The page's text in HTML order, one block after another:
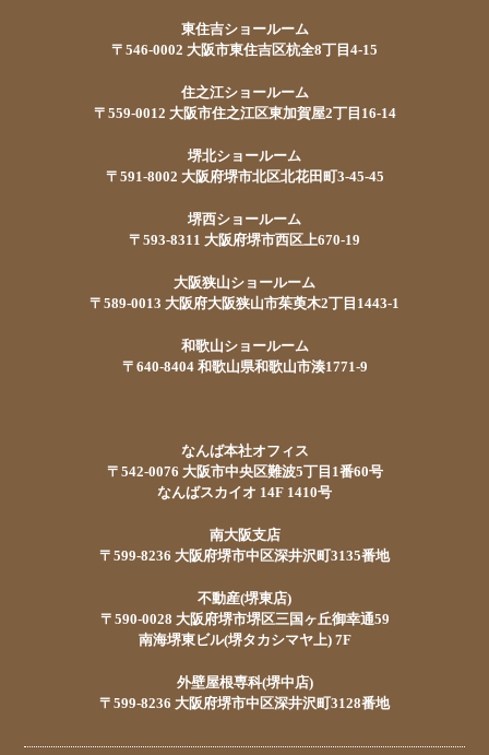
東住吉ショールーム
〒546-0002 大阪市東住吉区杭全8丁目4-15
住之江ショールーム
〒559-0012 大阪市住之江区東加賀屋2丁目16-14
堺北ショールーム
〒591-8002 大阪府堺市北区北花田町3-45-45
堺西ショールーム
〒593-8311 大阪府堺市西区上670-19
大阪狭山ショールーム
〒589-0013 大阪府大阪狭山市茱萸木2丁目1443-1
和歌山ショールーム
〒640-8404 和歌山県和歌山市湊1771-9
なんば本社オフィス
〒542-0076 大阪市中央区難波5丁目1番60号
なんばスカイオ 14F 1410号
南大阪支店
〒599-8236 大阪府堺市中区深井沢町3135番地
不動産(堺東店)
〒590-0028 大阪府堺市堺区三国ヶ丘御幸通59
南海堺東ビル(堺タカシマヤ上) 7F
外壁屋根専科(堺中店)
〒599-8236 大阪府堺市中区深井沢町3128番地